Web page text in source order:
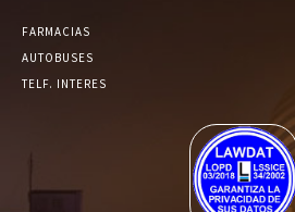
FARMACIAS
AUTOBUSES
TELF. INTERES